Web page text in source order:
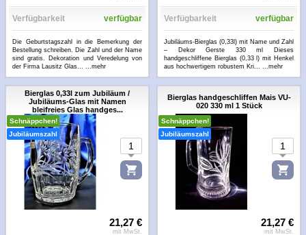
Verfügbarkeit verfügbar
Die Geburtstagszahl in die Bemerkung der
Bestellung schreiben. Die Zahl und der Name
sind gratis. Dekoration und Veredelung von
der Firma Lausitz Glas... ...mehr
Verfügbarkeit verfügbar
Jubiläums-Bierglas (0,33l) mit Name und Zahl
– Dekor Gerste 330 ml Dieses
handgeschliffene Bierglas (0,33 l) mit Henkel
aus hochwertigem robustem Kri... ...mehr
Bierglas 0,33l zum Jubiläum /
Jubiläums-Glas mit Namen
bleifreies Glas handges...
Schnäppchen!
Jubiläumszahl
21,27 €
mit MwSt.
Bierglas handgeschliffen Mais VU-
020 330 ml 1 Stück
Schnäppchen!
Jubiläumszahl
21,27 €
mit MwSt.